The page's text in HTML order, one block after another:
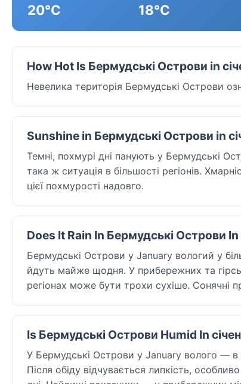
20°C 18°C
How Hot Is Бермудські Острови in
Невелика територія Бермудські Острови
Sunshine in Бермудські Острови in
Темні, похмурі дні панують у Бермудські
така ж ситуація в більшості регіонів.
цієї похмурості надовго.
Does It Rain In Бермудські Острови In
Бермудські Острови у January вологий у
йдуть майже щодня. У прибережних та
регіонах може бути трохи сухіше. Сонячні
Is Бермудські Острови Humid In
У Бермудські Острови у January волого — в
Після обіду відчувається липкість,